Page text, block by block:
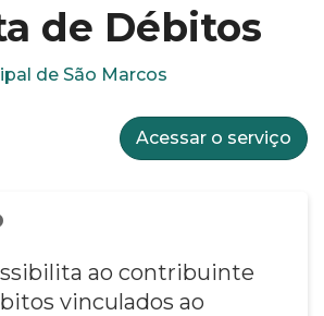
de Débitos
de São Marcos
Acessar o serviço
ao contribuinte
vinculados ao